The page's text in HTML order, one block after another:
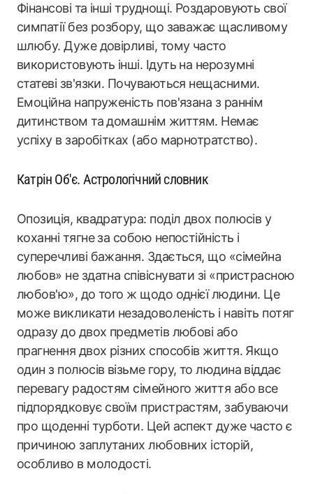
Фінансові та інші труднощі. Роздаровують свої
симпатії без розбору, що заважає щасливому
шлюбу. Дуже довірливі, тому часто
використовують інші. Ідуть на нерозумні
статеві зв'язки. Почуваються нещасними.
Емоційна напруженість пов'язана з раннім
дитинством та домашнім життям. Немає
успіху в заробітках (або марнотратство).
Катрін Об'є. Астрологічний словник
Опозиція, квадратура: поділ двох полюсів у
коханні тягне за собою непостійність і
суперечливі бажання. Здається, що «сімейна
любов» не здатна співіснувати зі «пристрасною
любов'ю», до того ж щодо однієї людини. Це
може викликати незадоволеність і навіть потяг
одразу до двох предметів любові або
прагнення двох різних способів життя. Якщо
один з полюсів візьме гору, то людина віддає
перевагу радостям сімейного життя або все
підпорядковує своїм пристрастям, забуваючи
про щоденні турботи. Цей аспект дуже часто є
причиною заплутаних любовних історій,
особливо в молодості.